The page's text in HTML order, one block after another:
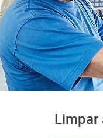
Limpar